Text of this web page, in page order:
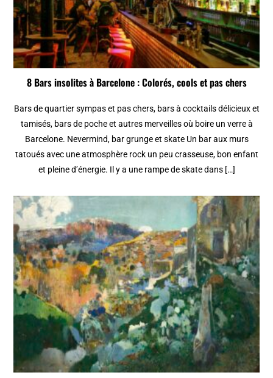
8 Bars insolites à Barcelone : Colorés, cools et pas chers
Bars de quartier sympas et pas chers, bars à cocktails délicieux et
tamisés, bars de poche et autres merveilles où boire un verre à
Barcelone. Nevermind, bar grunge et skate Un bar aux murs
tatoués avec une atmosphère rock un peu crasseuse, bon enfant
et pleine d’énergie. Il y a une rampe de skate dans […]